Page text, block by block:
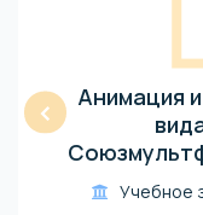
‹
Анимация
Учебное